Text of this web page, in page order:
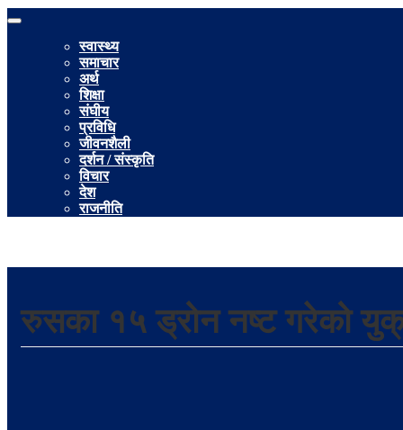
स्वास्थ्य
समाचार
अर्थ
शिक्षा
संघीय
प्रविधि
जीवनशैली
दर्शन / संस्कृति
विचार
देश
राजनीति
रुसका १५ ड्रोन नष्ट गरेको